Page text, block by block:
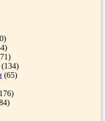
(134)
(65)